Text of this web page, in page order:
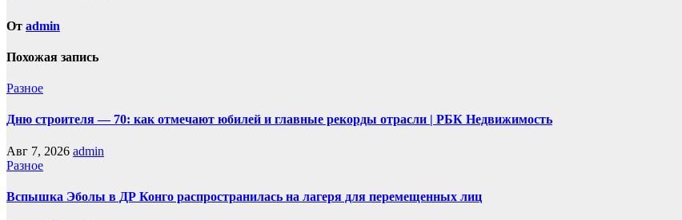
От admin
Похожая запись
Разное
Дню строителя — 70: как отмечают юбилей и главные рекорды отрасли | РБК Недвижимость
Авг 7, 2026 admin
Разное
Вспышка Эболы в ДР Конго распространилась на лагеря для перемещенных лиц